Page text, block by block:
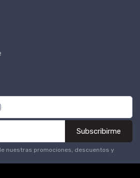
Subscribirme
nuestras promociones, descuentos y